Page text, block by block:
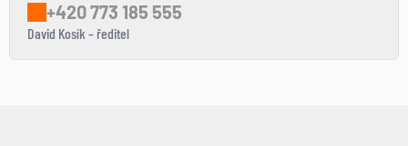
+420 773 185 555
David Kosík – ředitel